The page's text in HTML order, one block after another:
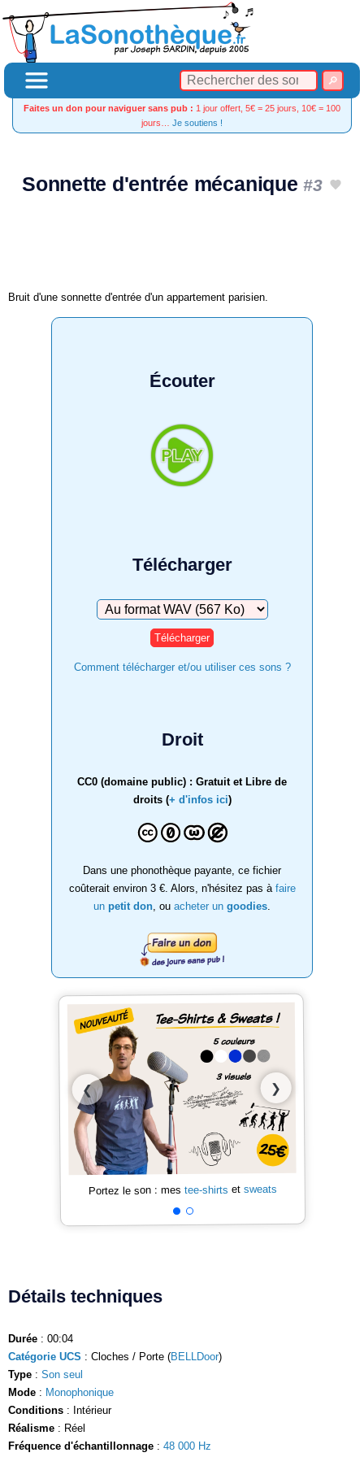
Faites un don pour naviguer sans pub : 1 jour offert, 5€ = 25 jours, 10€ = 100
jours… Je soutiens !
Sonnette d'entrée mécanique#3
Bruit d'une sonnette d'entrée d'un appartement parisien.
Écouter
Télécharger
Télécharger
Comment télécharger et/ou utiliser ces sons ?
Droit
CC0 (domaine public) : Gratuit et Libre de
droits (+ d'infos ici)
Dans une phonothèque payante, ce fichier
coûterait environ 3 €. Alors, n'hésitez pas à faire
un petit don , ou acheter un goodies
❮ ❯
Portez le son : mes tee-shirts et sweats
Détails techniques
Durée : 00:04
Catégorie UCS : Cloches / Porte (BELLDoor)
Type : Son seul
Mode : Monophonique
Conditions : Intérieur
Réalisme : Réel
Fréquence d'échantillonnage : 48 000 Hz